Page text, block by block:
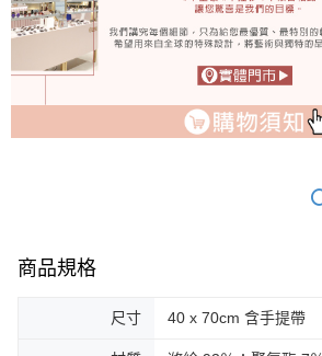
商品規格
尺寸 40 x 70cm 含手提帶